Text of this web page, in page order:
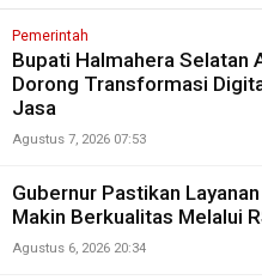
Pemerintah
Bupati Halmahera Selatan
Dorong Transformasi
Jasa
Agustus 7, 2026 07:53
Gubernur Pastikan
Makin Berkualitas Melalui
Agustus 6, 2026 20:34